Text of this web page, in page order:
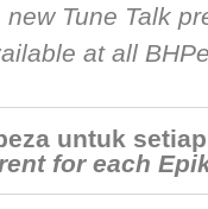
Tune Talk
at all
untuk
for each